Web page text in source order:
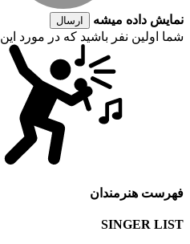
نمایش داده میشه
ارسال
شما اولین نفر باشید که در مورد این
فهرست هنرمندان
SINGER LIST